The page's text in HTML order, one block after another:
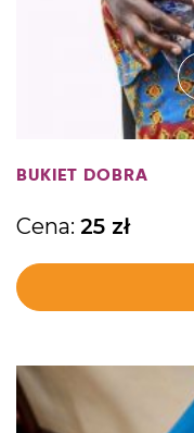
BUKIET DOBRA
Cena: 25 zł